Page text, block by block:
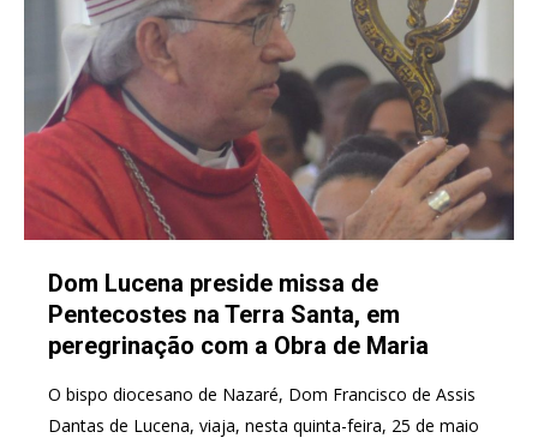
Dom Lucena preside missa de
Pentecostes na Terra Santa, em
peregrinação com a Obra de Maria
O bispo diocesano de Nazaré, Dom Francisco de Assis
Dantas de Lucena, viaja, nesta quinta-feira, 25 de maio